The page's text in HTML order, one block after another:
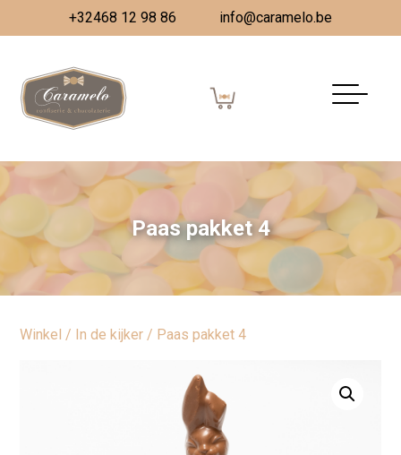
+32468 12 98 86 info@caramelo.be
Paas pakket 4
Winkel / In de kijker / Paas pakket 4